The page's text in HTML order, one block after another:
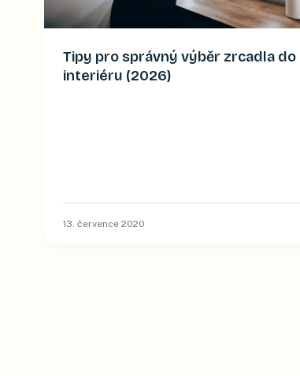
Tipy pro správný výběr zrcadla do
interiéru (2026)
13. července 2020